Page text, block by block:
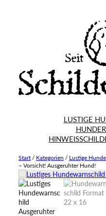
LUSTIGE
Start / Kategorien / Lustige
– Vorsicht! Ausgeruhter Hund!